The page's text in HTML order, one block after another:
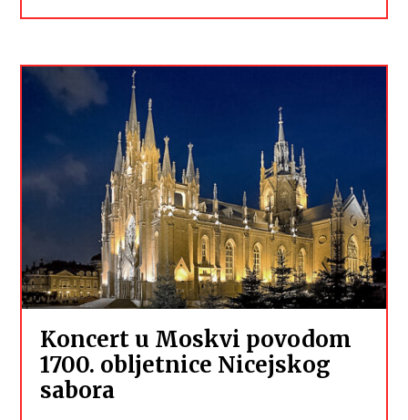
Koncert u Moskvi povodom
1700. obljetnice Nicejskog
sabora